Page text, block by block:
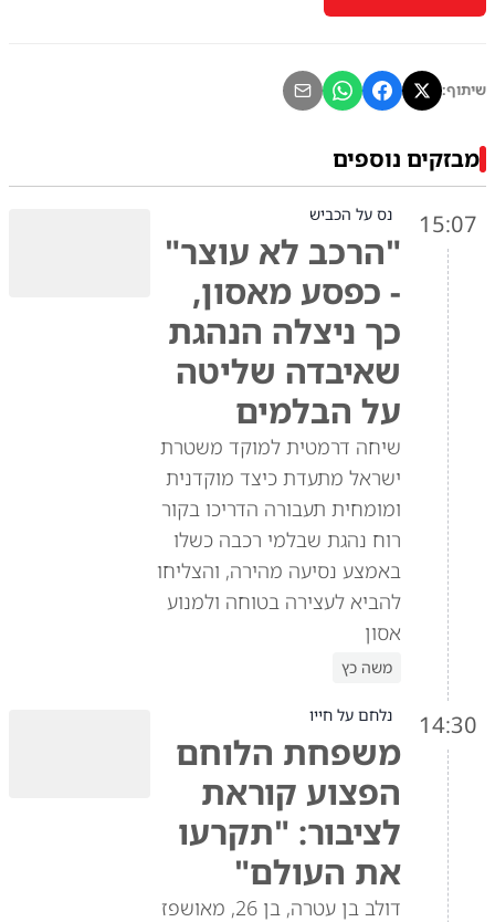
שיתוף:
מבזקים נוספים
15:07 נס על הכביש
"הרכב לא עוצר"
- כפסע מאסון,
כך ניצלה הנהגת
שאיבדה שליטה
על הבלמים
שיחה דרמטית למוקד משטרת
ישראל מתעדת כיצד מוקדנית
ומומחית תעבורה הדריכו בקור
רוח נהגת שבלמי רכבה כשלו
באמצע נסיעה מהירה, והצליחו
להביא לעצירה בטוחה ולמנוע
אסון
משה כץ
14:30 נלחם על חייו
משפחת הלוחם
הפצוע קוראת
לציבור: "תקרעו
את העולם"
דולב בן עטרה, בן 26, מאושפז